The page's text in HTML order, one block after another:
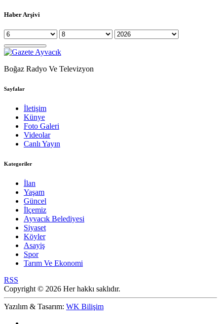
Haber Arşivi
Boğaz Radyo Ve Televizyon
Sayfalar
İletişim
Künye
Foto Galeri
Videolar
Canlı Yayın
Kategoriler
İlan
Yaşam
Güncel
İlçemiz
Ayvacık Belediyesi
Siyaset
Köyler
Asayiş
Spor
Tarım Ve Ekonomi
RSS
Copyright © 2026 Her hakkı saklıdır.
Yazılım & Tasarım: WK Bilişim